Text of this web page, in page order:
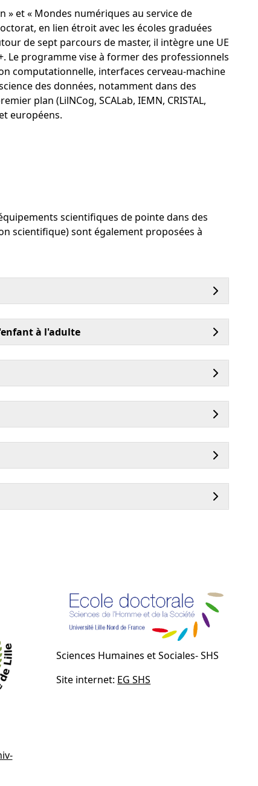
» et « Mondes numériques au service de
en lien étroit avec les écoles graduées
de sept parcours de master, il intègre une UE
Le programme vise à former des professionnels
computationnelle, interfaces cerveau-machine
des données, notamment dans des
plan (LilNCog, SCALab, IEMN, CRISTAL,
européens.
scientifiques de pointe dans des
scientifique) sont également proposées à
à l'adulte
Sciences Humaines et Sociales- SHS
Site internet: EG SHS